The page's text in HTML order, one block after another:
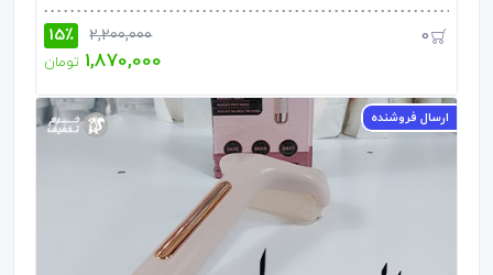
0
2,200,000 15٪
1,870,000 تومان
ارسال فروشنده